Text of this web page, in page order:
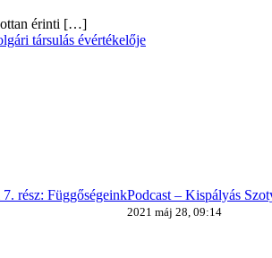
érinti […]
társulás évértékelője
rész: FüggőségeinkPodcast – Kispályás
2021 máj 28, 09:14